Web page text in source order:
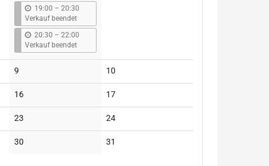
19:00 – b
i
s
20:30
Verkauf beendet
20:30 – b
i
s
22:00
Verkauf beendet
9
Veranstaltungen
10
Veranstaltungen
16Keine
Veranstaltungen
17Keine
Veranstaltungen
23
Veranstaltungen
24Keine
Veranstaltungen
30 31